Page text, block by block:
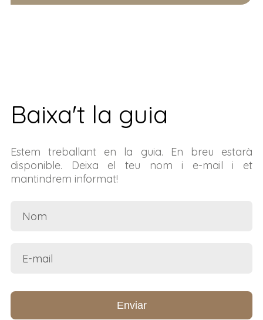
Baixa't la guia
Estem treballant en la guia. En breu estarà
disponible. Deixa el teu nom i e-mail i et
mantindrem informat!
Enviar